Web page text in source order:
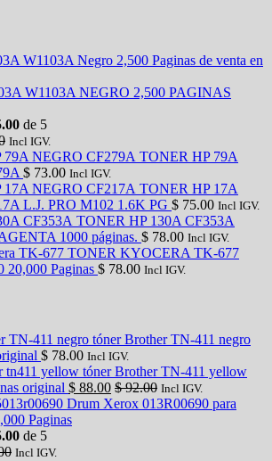
W1103A NEGRO 2,500 PAGINAS
de 5
Incl IGV.
TONER HP 79A
$ 73.00 Incl IGV.
TONER HP 17A
L.J. PRO M102 1.6K PG $ 75.00 Incl IGV.
TONER HP 130A CF353A
1000 páginas. $ 78.00 Incl IGV.
TONER KYOCERA TK-677
20,000 Paginas $ 78.00 Incl IGV.
tóner Brother TN-411 negro
$ 78.00 Incl IGV.
tóner Brother TN-411 yellow
original $ 88.00 $92.00 Incl IGV.
Drum Xerox 013R00690 para
Paginas
de 5
Incl IGV.